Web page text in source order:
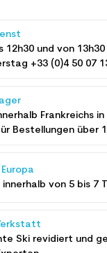
12h30 und von
+33 (0)4 50 07
Frankreichs
Bestellungen über
innerhalb von 5 bis 7
Ski revidiert und